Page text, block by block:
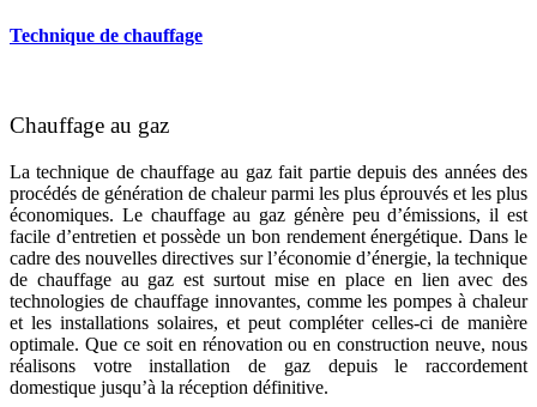
Technique de chauffage
Chauffage au gaz
La technique de chauffage au gaz fait partie depuis des années des
procédés de génération de chaleur parmi les plus éprouvés et les plus
économiques. Le chauffage au gaz génère peu d’émissions, il est
facile d’entretien et possède un bon rendement énergétique. Dans le
cadre des nouvelles directives sur l’économie d’énergie, la technique
de chauffage au gaz est surtout mise en place en lien avec des
technologies de chauffage innovantes, comme les pompes à chaleur
et les installations solaires, et peut compléter celles-ci de manière
optimale. Que ce soit en rénovation ou en construction neuve, nous
réalisons votre installation de gaz depuis le raccordement
domestique jusqu’à la réception définitive.